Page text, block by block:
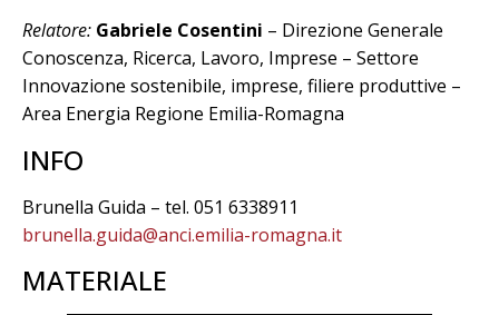
Relatore: Gabriele Cosentini – Direzione Generale
Conoscenza, Ricerca, Lavoro, Imprese – Settore
Innovazione sostenibile, imprese, filiere produttive –
Area Energia Regione Emilia-Romagna
INFO
Brunella Guida – tel. 051 6338911
brunella.guida@anci.emilia-romagna.it
MATERIALE